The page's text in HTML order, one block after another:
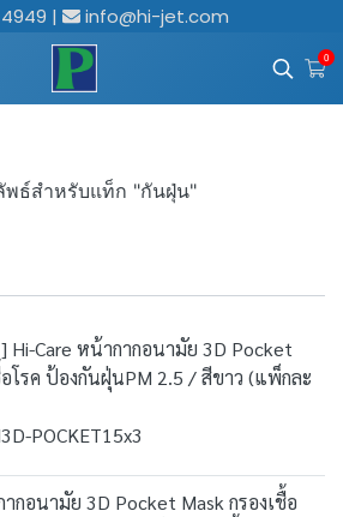
| info@hi-jet.com
0
พธ์สำหรับแท็ก "กันฝุ่น"
Hi-Care หน้ากากอนามัย 3D Pocket
อโรค ป้องกันฝุ่นPM 2.5 / สีขาว (แพ็กละ
POCKET15x3
ากอนามัย 3D Pocket Mask กรองเชื้อ